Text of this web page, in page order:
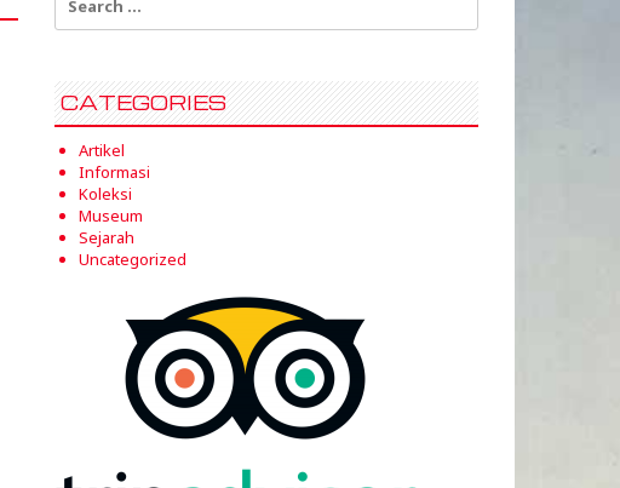
for:
CATEGORIES
Artikel
Informasi
Koleksi
Museum
Sejarah
Uncategorized